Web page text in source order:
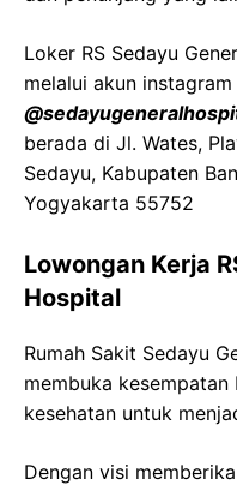
Loker RS Sedayu
melalui akun
@
berada di Jl. Wates,
Sedayu, Kabupaten
Yogyakarta 55752
Lowongan Kerja
Hospital
Rumah Sakit Sedayu
membuka
kesehatan untuk
Dengan visi